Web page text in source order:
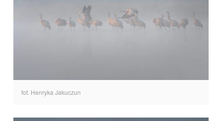
fot. Henryka Jakuczun